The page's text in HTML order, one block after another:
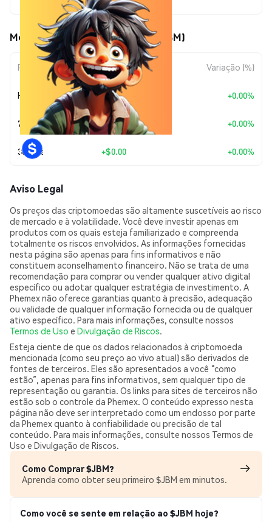
$0.00002265
Movimentos de preço de JBM ($JBM)
Período Variação do Valor Variação (%)
Hoje +$0.00 +0.00%
7 Dias +$0.00 +0.00%
30 Dias +$0.00 +0.00%
Aviso Legal
Os preços das criptomoedas são altamente suscetíveis ao risco
de mercado e à volatilidade. Você deve investir apenas em
produtos com os quais esteja familiarizado e compreenda
totalmente os riscos envolvidos. As informações fornecidas
nesta página são apenas para fins informativos e não
constituem aconselhamento financeiro. Não se trata de uma
recomendação para comprar ou vender qualquer ativo digital
específico ou adotar qualquer estratégia de investimento. A
Phemex não oferece garantias quanto à precisão, adequação
ou validade de qualquer informação fornecida ou de qualquer
ativo específico. Para mais informações, consulte nossos
Termos de Uso e Divulgação de Riscos.
Esteja ciente de que os dados relacionados à criptomoeda
mencionada (como seu preço ao vivo atual) são derivados de
fontes de terceiros. Eles são apresentados a você “como
estão”, apenas para fins informativos, sem qualquer tipo de
representação ou garantia. Os links para sites de terceiros não
estão sob o controle da Phemex. O conteúdo expresso nesta
página não deve ser interpretado como um endosso por parte
da Phemex quanto à confiabilidade ou precisão de tal
conteúdo. Para mais informações, consulte nossos Termos de
Uso e Divulgação de Riscos.
Como Comprar $JBM?
Aprenda como obter seu primeiro $JBM em minutos.
Como você se sente em relação ao $JBM hoje?